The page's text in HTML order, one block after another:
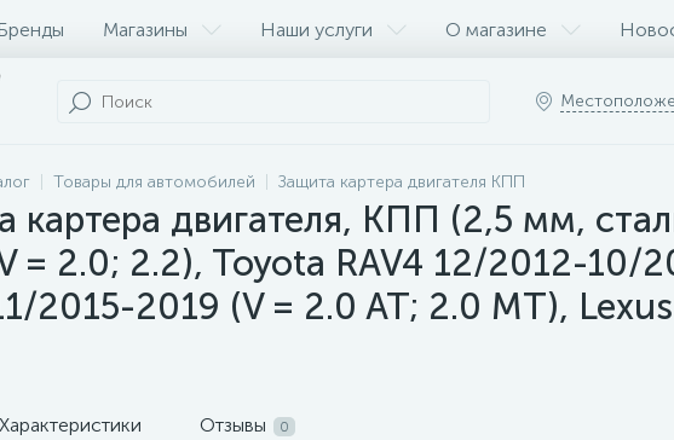
Магазины Наши услуги О магазине
Товары для автомобилей Защита картера двигателя КПП
картера двигателя, КПП (2,5 мм,
= 2.0; 2.2), Toyota RAV4 12/2012-10/
2015-2019 (V = 2.0 AT; 2.0 MT),
Характеристики Отзывы 0